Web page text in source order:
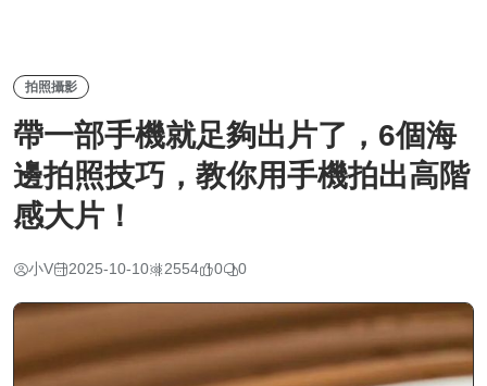
拍照攝影
帶一部手機就足夠出片了，6個海
邊拍照技巧，教你用手機拍出高階
感大片！
小V 2025-10-10 2554 0 0